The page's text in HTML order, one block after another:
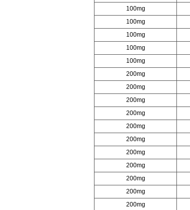
100mg
100mg
100mg
100mg
100mg
200mg
200mg
200mg
200mg
200mg
200mg
200mg
200mg
200mg
200mg
200mg